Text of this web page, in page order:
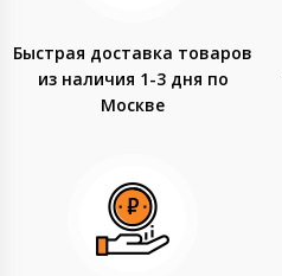
Быстрая доставка товаров
из наличия 1-3 дня по
Москве